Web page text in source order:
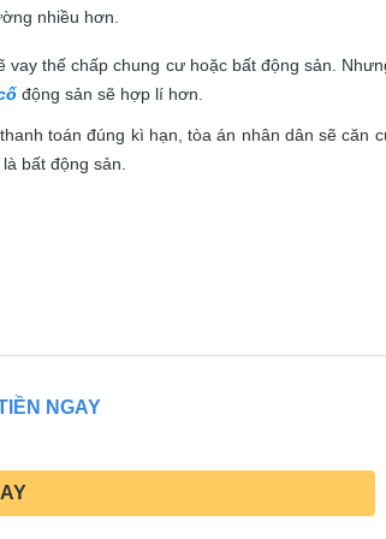
nhiều hơn.
vay thế chấp chung cư hoặc bất động sản.
động sản sẽ hợp lí hơn.
toán đúng kì hạn, tòa án nhân dân sẽ căn
bất động sản.
NGAY